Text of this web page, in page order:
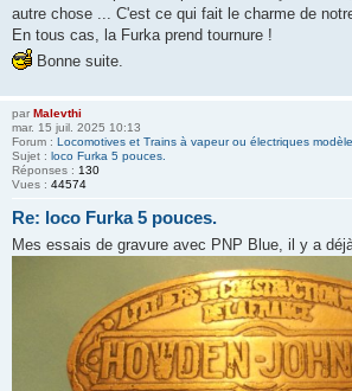
autre chose ... C'est ce qui fait le charme de
En tous cas, la Furka prend tournure !
Bonne suite.
par Malevthi
mar. 15 juil. 2025 10:13
Forum : Locomotives et Trains à vapeur ou électriques
Sujet : loco Furka 5 pouces.
Réponses : 130
Vues : 44574
Re: loco Furka 5 pouces.
Mes essais de gravure avec PNP Blue, il y a